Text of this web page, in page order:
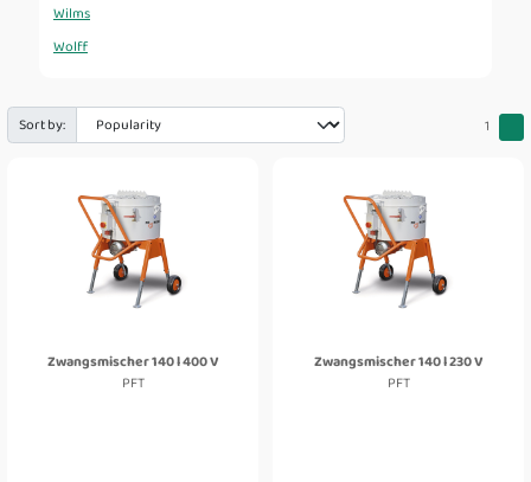
Wilms
Wolff
Sort by: 1
Zwangsmischer 140 l 400 V
PFT
Zwangsmischer 140 l 230 V
PFT